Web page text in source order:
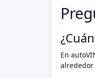
En
alrededor